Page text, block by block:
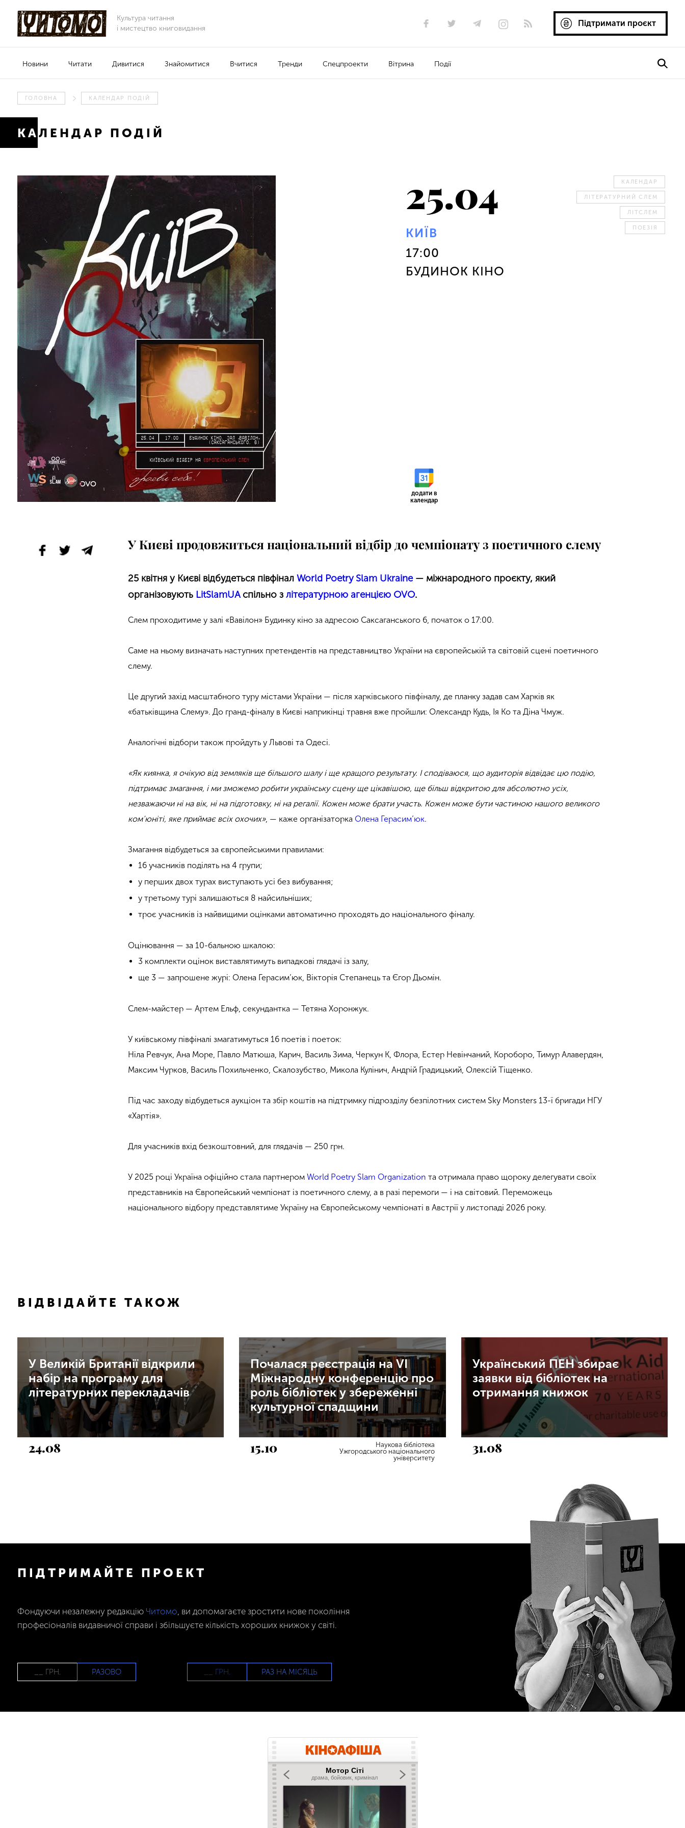
Культура читання
і мистецтво книговидання
Підтримати проєкт
Новини Читати Дивитися Знайомитися Вчитися Тренди Спецпроекти Вітрина Події
ГОЛОВНА КАЛЕНДАР ПОДІЙ
КАЛЕНДАР ПОДІЙ
25.04
КИЇВ
17:00
БУДИНОК КІНО
КАЛЕНДАР
ЛІТЕРАТУРНИЙ СЛЕМ
ЛІТСЛЕМ
ПОЕЗІЯ
додати в
календар
У Києві продовжиться національний відбір до чемпіонату з поетичного слему
25 квітня у Києві відбудеться півфіналWorld Poetry Slam Ukraine— міжнародного проєкту, який
організовують LitSlamUAспільно злітературною агенцією OVO.
Слем проходитиме у залі «Вавілон» Будинку кіно за адресою Саксаганського 6, початок о 17:00.
Саме на ньому визначать наступних претендентів на представництво України на європейській та світовій сцені поетичного
слему.
Це другий захід масштабного туру містами України — після харківського півфіналу, де планку задав сам Харків як
«батьківщина Слему». До гранд-фіналу в Києві наприкінці травня вже пройшли: Олександр Кудь, Ія Ко та Діна Чмуж.
Аналогічні відбори також пройдуть у Львові та Одесі.
«Як киянка, я очікую від земляків ще більшого шалу і ще кращого результату. І сподіваюся, що аудиторія відвідає цю подію,
підтримає змагання, і ми зможемо робити українську сцену ще цікавішою, ще більш відкритою для абсолютно усіх,
незважаючи ні на вік, ні на підготовку, ні на регалії. Кожен може брати участь. Кожен може бути частиною нашого великого
ком’юніті, яке приймає всіх охочих», — каже організаторка Олена Герасим’юк.
Змагання відбудеться за європейськими правилами:
16 учасників поділять на 4 групи;
у перших двох турах виступають усі без вибування;
у третьому турі залишаються 8 найсильніших;
троє учасників із найвищими оцінками автоматично проходять до національного фіналу.
Оцінювання — за 10-бальною шкалою:
3 комплекти оцінок виставлятимуть випадкові глядачі із залу,
ще 3 — запрошене журі: Олена Герасим’юк, Вікторія Степанець та Єгор Дьомін.
Слем-майстер — Артем Ельф, секундантка — Тетяна Хоронжук.
У київському півфіналі змагатимуться 16 поетів і поеток:
Ніла Ревчук, Ана Море, Павло Матюша, Карич, Василь Зима, Черкун К, Флора, Естер Невінчаний, Короборо, Тимур Алавердян,
Максим Чурков, Василь Похильченко, Скалозубство, Микола Кулінич, Андрій Градицький, Олексій Тіщенко.
Під час заходу відбудеться аукціон та збір коштів на підтримку підрозділу безпілотних систем Sky Monsters 13-ї бригади НГУ
«Хартія».
Для учасників вхід безкоштовний, для глядачів — 250 грн.
У 2025 році Україна офіційно стала партнеромWorld Poetry Slam Organization та отримала право щороку делегувати своїх
представників на Європейський чемпіонат із поетичного слему, а в разі перемоги — і на світовий. Переможець
національного відбору представлятиме Україну на Європейському чемпіонаті в Австрії у листопаді 2026 року.
ВІДВІДАЙТЕ ТАКОЖ
У Великій Британії відкрили
набір на програму для
літературних перекладачів
24.08
Почалася реєстрація на VI
Міжнародну конференцію про
роль бібліотек у збереженні
культурної спадщини
15.10
Наукова бібліотека
Ужгородського національного
університету
Український ПЕН збирає
заявки від бібліотек на
отримання книжок
31.08
ПІДТРИМАЙТЕ ПРОЕКТ
Фондуючи незалежну редакцію Читомо , ви допомагаєте зростити нове покоління
професіоналів видавничої справи і збільшуєте кількість хороших книжок у світі.
РАЗОВО РАЗ НА МІСЯЦЬ